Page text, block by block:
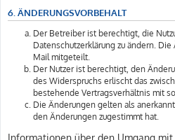
6. ÄNDERUNGSVORBEHALT
Der Betreiber ist berechtigt, die
Datenschutzerklärung zu ändern.
Mail mitgeteilt.
Der Nutzer ist berechtigt, den
des Widerspruchs erlischt das
bestehende Vertragsverhältnis mit
Die Änderungen gelten als
den Änderungen zugestimmt hat.
Informationen über den Umgang